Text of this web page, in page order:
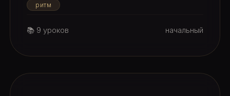
ритм
📚 9 уроков начальный